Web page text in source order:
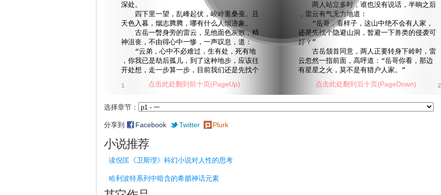
深处。
四下里一望，乱峰起伏，峻岭重桑蚕。且
天色入暮，烟志腾腾，哪有什么人烟迹象。
古岳一暼身旁的雷云，见他面色灰败，精
神沮丧，不由得心中一惨，一声叹息，道：
“云弟，心中不必难过，生有处，死有地
，你我已是劫后孤儿，到了这种地步，应该往
开处想，走一步算一步，目前我们还是先找个
两人站立多时，谁也没有说话，半晌之后
，雷云有气无力地道：
“岳哥，看样子，这山中绝不会有人家，
还是先找个隐避山洞，暂避一下兽类的侵袭可
好？”
古岳颔首同意，两人正要转身下岭时，雷
云忽然一指前面，高呼道：“岳哥你看，那边
有星星之火，莫不是有猎户人家。”
1 2
选择章节：
分享到 Facebook Twitter Plurk
点击此处翻到前十页(PageUp) 点击此处翻到后十页(PageDown)
小说推荐
读倪匡《卫斯理》科幻小说对人性的思考
哈利波特系列中暗含的希腊神话元素